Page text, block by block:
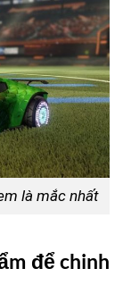
là mắc nhất
để chinh